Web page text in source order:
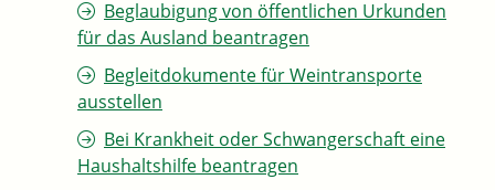
Beglaubigung von öffentlichen Urkunden
für das Ausland beantragen
Begleitdokumente für Weintransporte
ausstellen
Bei Krankheit oder Schwangerschaft eine
Haushaltshilfe beantragen